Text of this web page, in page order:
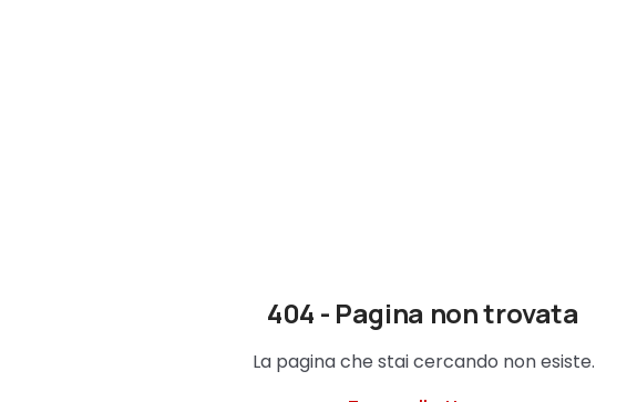
404 - Pagina non trovata
La pagina che stai cercando non esiste.